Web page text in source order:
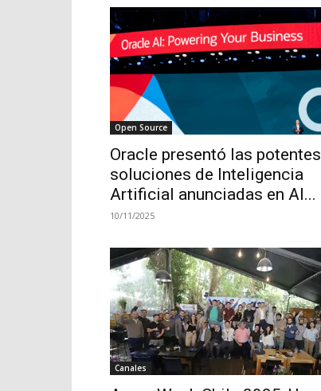
Open Source
Oracle presentó las potentes
soluciones de Inteligencia
Artificial anunciadas en AI...
10/11/2025
Canales